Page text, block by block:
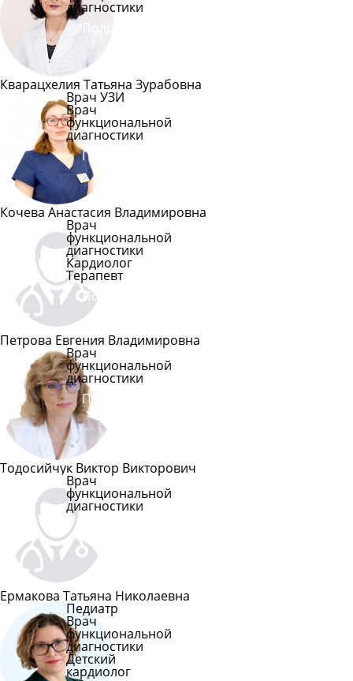
диагностики
Подробнее
Кварацхелия Татьяна Зурабовна
Врач УЗИ
Врач
функциональной
диагностики
Подробнее
Кочева Анастасия Владимировна
Врач
функциональной
диагностики
Кардиолог
Терапевт
Подробнее
Петрова Евгения Владимировна
Врач
функциональной
диагностики
Подробнее
Тодосийчук Виктор Викторович
Врач
функциональной
диагностики
Ермакова Татьяна Николаевна
Педиатр
Врач
функциональной
диагностики
Детский
кардиолог